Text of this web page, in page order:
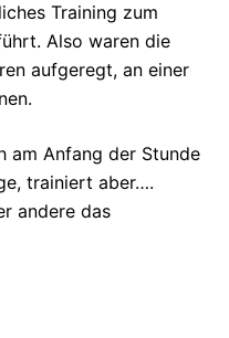
Training zum
Also waren die
aufgeregt, an einer
am Anfang der Stunde
trainiert aber….
andere das